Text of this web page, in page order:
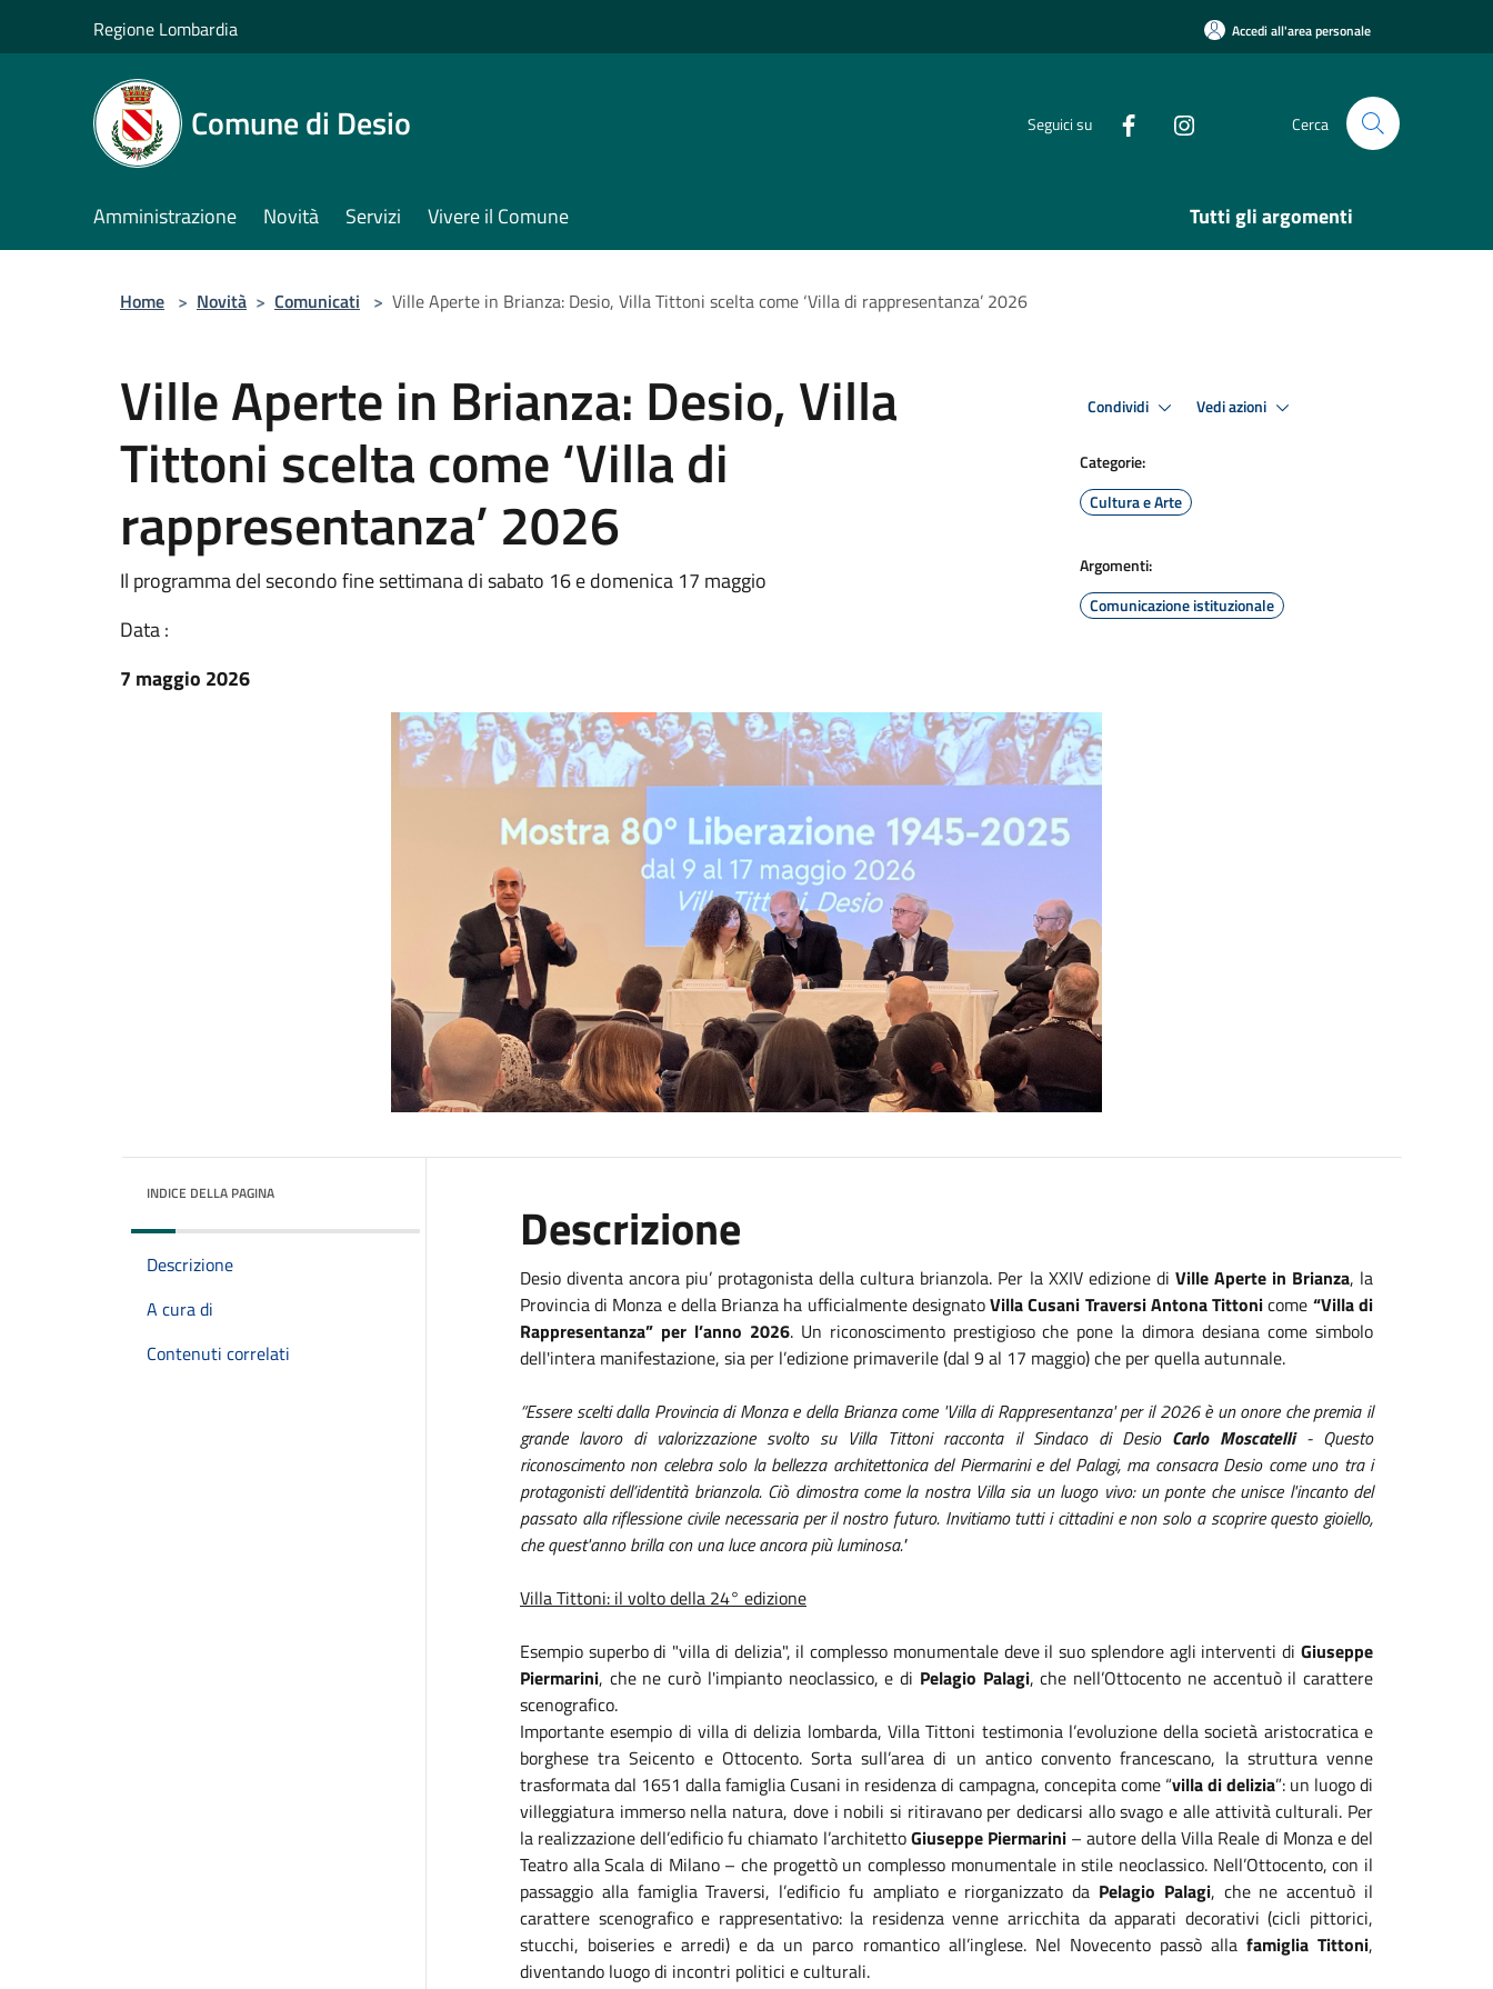
Regione Lombardia Accedi all'area personale
Comune di Desio Seguici su Cerca
Amministrazione Novità Servizi Vivere il Comune Tutti gli argomenti
Home > Novità > Comunicati > Ville Aperte in Brianza: Desio, Villa Tittoni scelta come ‘Villa di rappresentanza’ 2026
Ville Aperte in Brianza: Desio, Villa
Tittoni scelta come ‘Villa di
rappresentanza’ 2026
Il programma del secondo fine settimana di sabato 16 e domenica 17 maggio
Data :
7 maggio 2026
Condividi Vedi azioni
Categorie:
Cultura e Arte
Argomenti:
Comunicazione istituzionale
INDICE DELLA PAGINA
Descrizione
A cura di
Contenuti correlati
Descrizione
Desio diventa ancora piu’ protagonista della cultura brianzola. Per la XXIV edizione di Ville Aperte in Brianza, la
Provincia di Monza e della Brianza ha ufficialmente designatoVilla Cusani Traversi Antona Tittonicome “Villa di
Rappresentanza” per l’anno 2026. Un riconoscimento prestigioso che pone la dimora desiana come simbolo
dell'intera manifestazione, sia per l’edizione primaverile (dal 9 al 17 maggio) che per quella autunnale.
“Essere scelti dalla Provincia di Monza e della Brianza come 'Villa di Rappresentanza' per il 2026 è un onore che premia il
grande lavoro di valorizzazione svolto su Villa Tittoni racconta il Sindaco di Desio Carlo Moscatelli- Questo
riconoscimento non celebra solo la bellezza architettonica del Piermarini e del Palagi, ma consacra Desio come uno tra i
protagonisti dell’identità brianzola. Ciò dimostra come la nostra Villa sia un luogo vivo: un ponte che unisce l'incanto del
passato alla riflessione civile necessaria per il nostro futuro. Invitiamo tutti i cittadini e non solo a scoprire questo gioiello,
che quest'anno brilla con una luce ancora più luminosa."
Villa Tittoni: il volto della 24° edizione
Esempio superbo di "villa di delizia", il complesso monumentale deve il suo splendore agli interventi di Giuseppe
Piermarini, che ne curò l'impianto neoclassico, e di Pelagio Palagi, che nell’Ottocento ne accentuò il carattere
scenografico.
Importante esempio di villa di delizia lombarda, Villa Tittoni testimonia l’evoluzione della società aristocratica e
borghese tra Seicento e Ottocento. Sorta sull’area di un antico convento francescano, la struttura venne
trasformata dal 1651 dalla famiglia Cusani in residenza di campagna, concepita come “villa di delizia”: un luogo di
villeggiatura immerso nella natura, dove i nobili si ritiravano per dedicarsi allo svago e alle attività culturali. Per
la realizzazione dell’edificio fu chiamato l’architettoGiuseppe Piermarini– autore della Villa Reale di Monza e del
Teatro alla Scala di Milano – che progettò un complesso monumentale in stile neoclassico. Nell’Ottocento, con il
passaggio alla famiglia Traversi, l’edificio fu ampliato e riorganizzato da Pelagio Palagi, che ne accentuò il
carattere scenografico e rappresentativo: la residenza venne arricchita da apparati decorativi (cicli pittorici,
stucchi, boiseries e arredi) e da un parco romantico all’inglese. Nel Novecento passò alla famiglia Tittoni,
diventando luogo di incontri politici e culturali.